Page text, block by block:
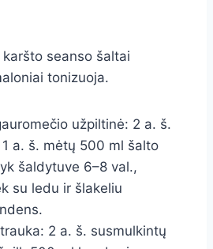
seanso šaltai
tonizuoja.
užpiltinė: 2 a. š.
a. š. mėtų 500 ml šalto
šaldytuve 6–8 val.,
su ledu ir šlakeliu
2 a. š. susmulkintų